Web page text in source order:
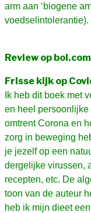
arm aan ‘biogene
voedselintolerantie).
Review op
Frisse kijk op
Ik heb dit boek met
en heel
omtrent Corona en
zorg in beweging
je jezelf op een
dergelijke virussen,
recepten, etc. De
toon van de auteur
heb ik mijn dieet